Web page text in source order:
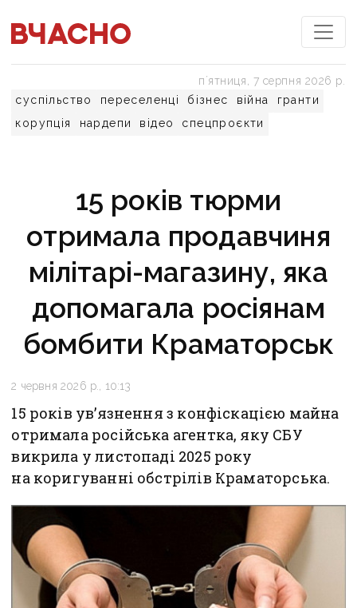
суспільство переселенці бізнес війна
гранти
корупція
нардепи відео спецпроєкти
пʼятниця, 7 серпня 2026 р.
15 років тюрми
отримала продавчиня
мілітарі-магазину, яка
допомагала росіянам
бомбити Краматорськ
2 червня 2026 р., 10:13
15 років ув’язнення з конфіскацією майна
отримала російська агентка, яку СБУ
викрила у листопаді 2025 року
на коригуванні обстрілів Краматорська.